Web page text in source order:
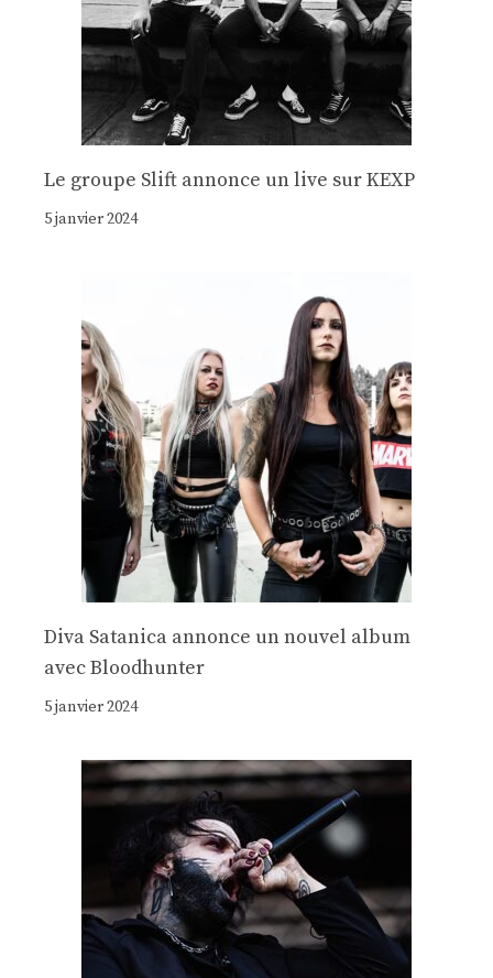
Le groupe Slift annonce un live sur KEXP
5 janvier 2024
Diva Satanica annonce un nouvel album
avec Bloodhunter
5 janvier 2024